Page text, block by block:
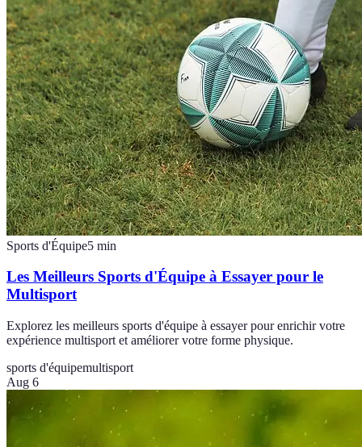
Sports d'Équipe5 min
Les Meilleurs Sports d'Équipe à Essayer pour le
Multisport
Explorez les meilleurs sports d'équipe à essayer pour enrichir votre
expérience multisport et améliorer votre forme physique.
sports d'équipemultisport
Aug 6